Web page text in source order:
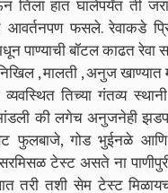
तिला हात घालेपर्यंत ती
आवर्तनपण फसले. रेवाकडे
पाण्याची बॉटल काढत रेवा
, मालती , अनुज खाण्यात
तिच्या गंतव्य
की लगेच अनुजनेही
फुलबाजे, गोड भुईनळे
टेस्ट असते ना
तशी सेम टेस्ट मिळायची